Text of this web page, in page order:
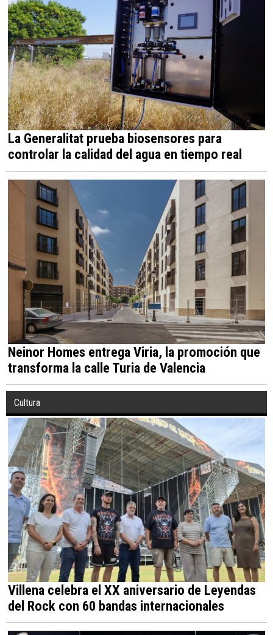
La Generalitat prueba biosensores para
controlar la calidad del agua en tiempo real
Neinor Homes entrega Viria, la promoción que
transforma la calle Turia de Valencia
Cultura
Villena celebra el XX aniversario de Leyendas
del Rock con 60 bandas internacionales